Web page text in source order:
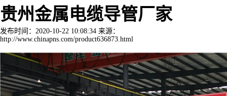
贵州金属电缆导管厂家
发布时间：2020-10-22 10:08:34 来源：
http://www.chinapns.com/product636873.html